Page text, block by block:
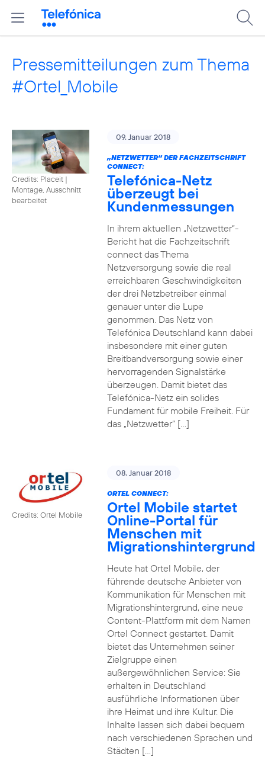
Pressemitteilungen zum Thema
#Ortel_Mobile
Credits: Placeit |
Montage, Ausschnitt
bearbeitet
09. Januar 2018
„NETZWETTER“ DER FACHZEITSCHRIFT
CONNECT:
Telefónica-Netz
überzeugt bei
Kundenmessungen
In ihrem aktuellen „Netzwetter“-
Bericht hat die Fachzeitschrift
connect das Thema
Netzversorgung sowie die real
erreichbaren Geschwindigkeiten
der drei Netzbetreiber einmal
genauer unter die Lupe
genommen. Das Netz von
Telefónica Deutschland kann dabei
insbesondere mit einer guten
Breitbandversorgung sowie einer
hervorragenden Signalstärke
überzeugen. Damit bietet das
Telefónica-Netz ein solides
Fundament für mobile Freiheit. Für
das „Netzwetter“ […]
Credits: Ortel Mobile
08. Januar 2018
ORTEL CONNECT:
Ortel Mobile startet
Online-Portal für
Menschen mit
Migrationshintergrund
Heute hat Ortel Mobile, der
führende deutsche Anbieter von
Kommunikation für Menschen mit
Migrationshintergrund, eine neue
Content-Plattform mit dem Namen
Ortel Connect gestartet. Damit
bietet das Unternehmen seiner
Zielgruppe einen
außergewöhnlichen Service: Sie
erhalten in Deutschland
ausführliche Informationen über
ihre Heimat und ihre Kultur. Die
Inhalte lassen sich dabei bequem
nach verschiedenen Sprachen und
Städten […]